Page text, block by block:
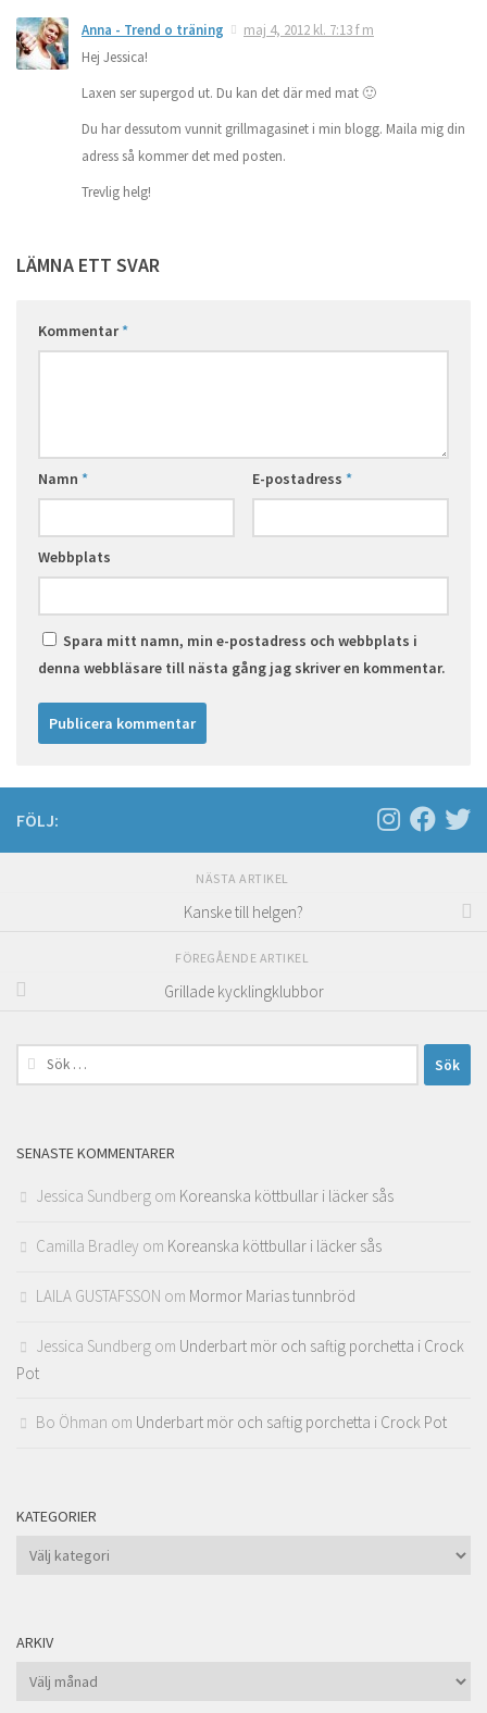
Anna - Trend o träning
maj 4, 2012 kl. 7:13 f m
Hej Jessica!
Laxen ser supergod ut. Du kan det där med mat 🙂
Du har dessutom vunnit grillmagasinet i min blogg. Maila mig din
adress så kommer det med posten.
Trevlig helg!
LÄMNA ETT SVAR
Kommentar*
Namn * E-postadress *
Webbplats
Spara mitt namn, min e-postadress och webbplats i
denna webbläsare till nästa gång jag skriver en kommentar.
FÖLJ:
NÄSTA ARTIKEL
Kanske till helgen?
FÖREGÅENDE ARTIKEL
Grillade kycklingklubbor
Sök
efter:
SENASTE KOMMENTARER
Jessica Sundberg om Koreanska köttbullar i läcker sås
Camilla Bradley om Koreanska köttbullar i läcker sås
LAILA GUSTAFSSON om Mormor Marias tunnbröd
Jessica Sundberg om Underbart mör och saftig porchetta i Crock
Pot
Bo Öhman om Underbart mör och saftig porchetta i Crock Pot
KATEGORIER
Kategorier
ARKIV
Arkiv